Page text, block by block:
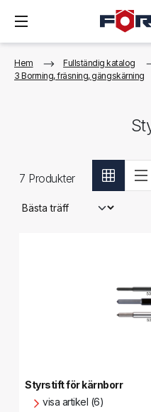
Hem
Fullständig katalog
3 Borrning, fräsning, gängskärning
7 Produkter
Styrstift för kärnborr
visa artikel (6)